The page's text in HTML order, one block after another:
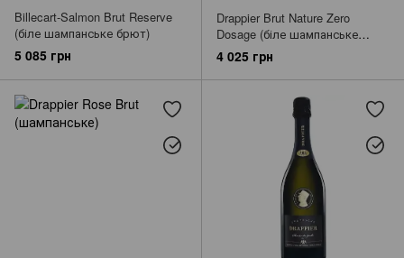
Billecart-Salmon Brut Reserve
(біле шампанське брют)
5 085 грн
Drappier Brut Nature Zero
Dosage (біле шампанське
брют)
4 025 грн